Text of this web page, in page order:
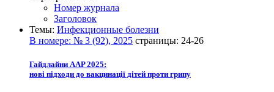
Номер журнала
Заголовок
Темы: Инфекционные болезни
В номере: № 3 (92), 2025 страницы: 24-26
Гайдлайни AAP 2025:
нові підходи до вакцинації дітей проти грипу